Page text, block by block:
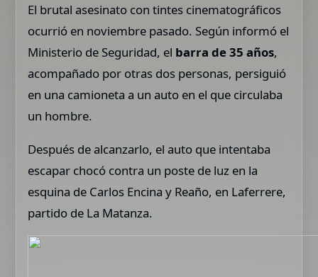
El brutal asesinato con tintes cinematográficos
ocurrió en noviembre pasado. Según informó el
Ministerio de Seguridad, el barra de 35 años,
acompañado por otras dos personas, persiguió
en una camioneta a un auto en el que circulaba
un hombre.
Después de alcanzarlo, el auto que intentaba
escapar chocó contra un poste de luz en la
esquina de Carlos Encina y Reaño, en Laferrere,
partido de La Matanza.